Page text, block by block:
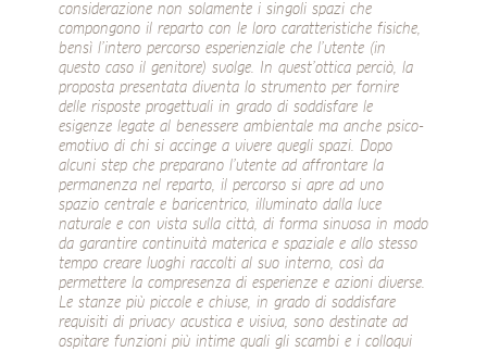
considerazione non solamente i singoli spazi che
compongono il reparto con le loro caratteristiche fisiche,
bensì l’intero percorso esperienziale che l’utente (in
questo caso il genitore) svolge. In quest’ottica perciò, la
proposta presentata diventa lo strumento per fornire
delle risposte progettuali in grado di soddisfare le
esigenze legate al benessere ambientale ma anche psico-
emotivo di chi si accinge a vivere quegli spazi. Dopo
alcuni step che preparano l’utente ad affrontare la
permanenza nel reparto, il percorso si apre ad uno
spazio centrale e baricentrico, illuminato dalla luce
naturale e con vista sulla città, di forma sinuosa in modo
da garantire continuità materica e spaziale e allo stesso
tempo creare luoghi raccolti al suo interno, così da
permettere la compresenza di esperienze e azioni diverse.
Le stanze più piccole e chiuse, in grado di soddisfare
requisiti di privacy acustica e visiva, sono destinate ad
ospitare funzioni più intime quali gli scambi e i colloqui